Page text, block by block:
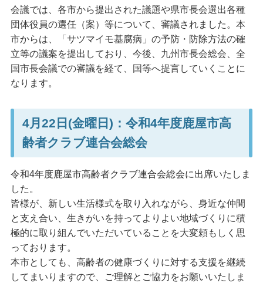
会議では、各市から提出された議題や県市長会選出各種
団体役員の選任（案）等について、審議されました。本
市からは、「サツマイモ基腐病」の予防・防除方法の確
立等の議案を提出しており、今後、九州市長会総会、全
国市長会議での審議を経て、国等へ提言していくことに
なります。
4月22日(金曜日)：令和4年度鹿屋市高
齢者クラブ連合会総会
令和4年度鹿屋市高齢者クラブ連合会総会に出席いたしま
した。
皆様が、新しい生活様式を取り入れながら、身近な仲間
と支え合い、生きがいを持ってよりよい地域づくりに積
極的に取り組んでいただいていることを大変頼もしく思
っております。
本市としても、高齢者の健康づくりに対する支援を継続
してまいりますので、ご理解とご協力をお願いいたしま